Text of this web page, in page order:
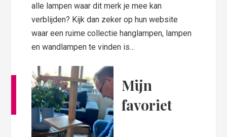
alle lampen waar dit merk je mee kan
verblijden? Kijk dan zeker op hun website
waar een ruime collectie hanglampen, lampen
en wandlampen te vinden is…
Mijn
favoriet